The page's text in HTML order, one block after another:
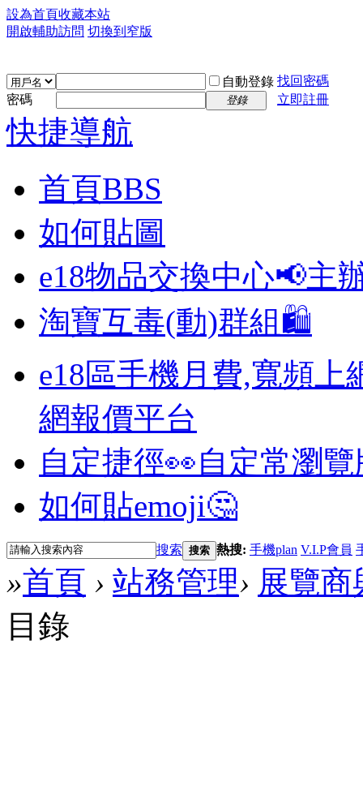
設為首頁收藏本站
開啟輔助訪問 切換到窄版
自動登錄 找回密碼
密碼
登錄 立即註冊
快捷導航
首頁BBS
如何貼圖
e18物品交換中心📢主
淘寶互毒(動)群組🛍️
e18區手機月費,寬頻上
網報價平台
自定捷徑👀自定常瀏
如何貼emoji🤔
搜索 搜索 熱搜: 手機plan V.I.P會員
»首頁 › 站務管理› 展覽
目錄